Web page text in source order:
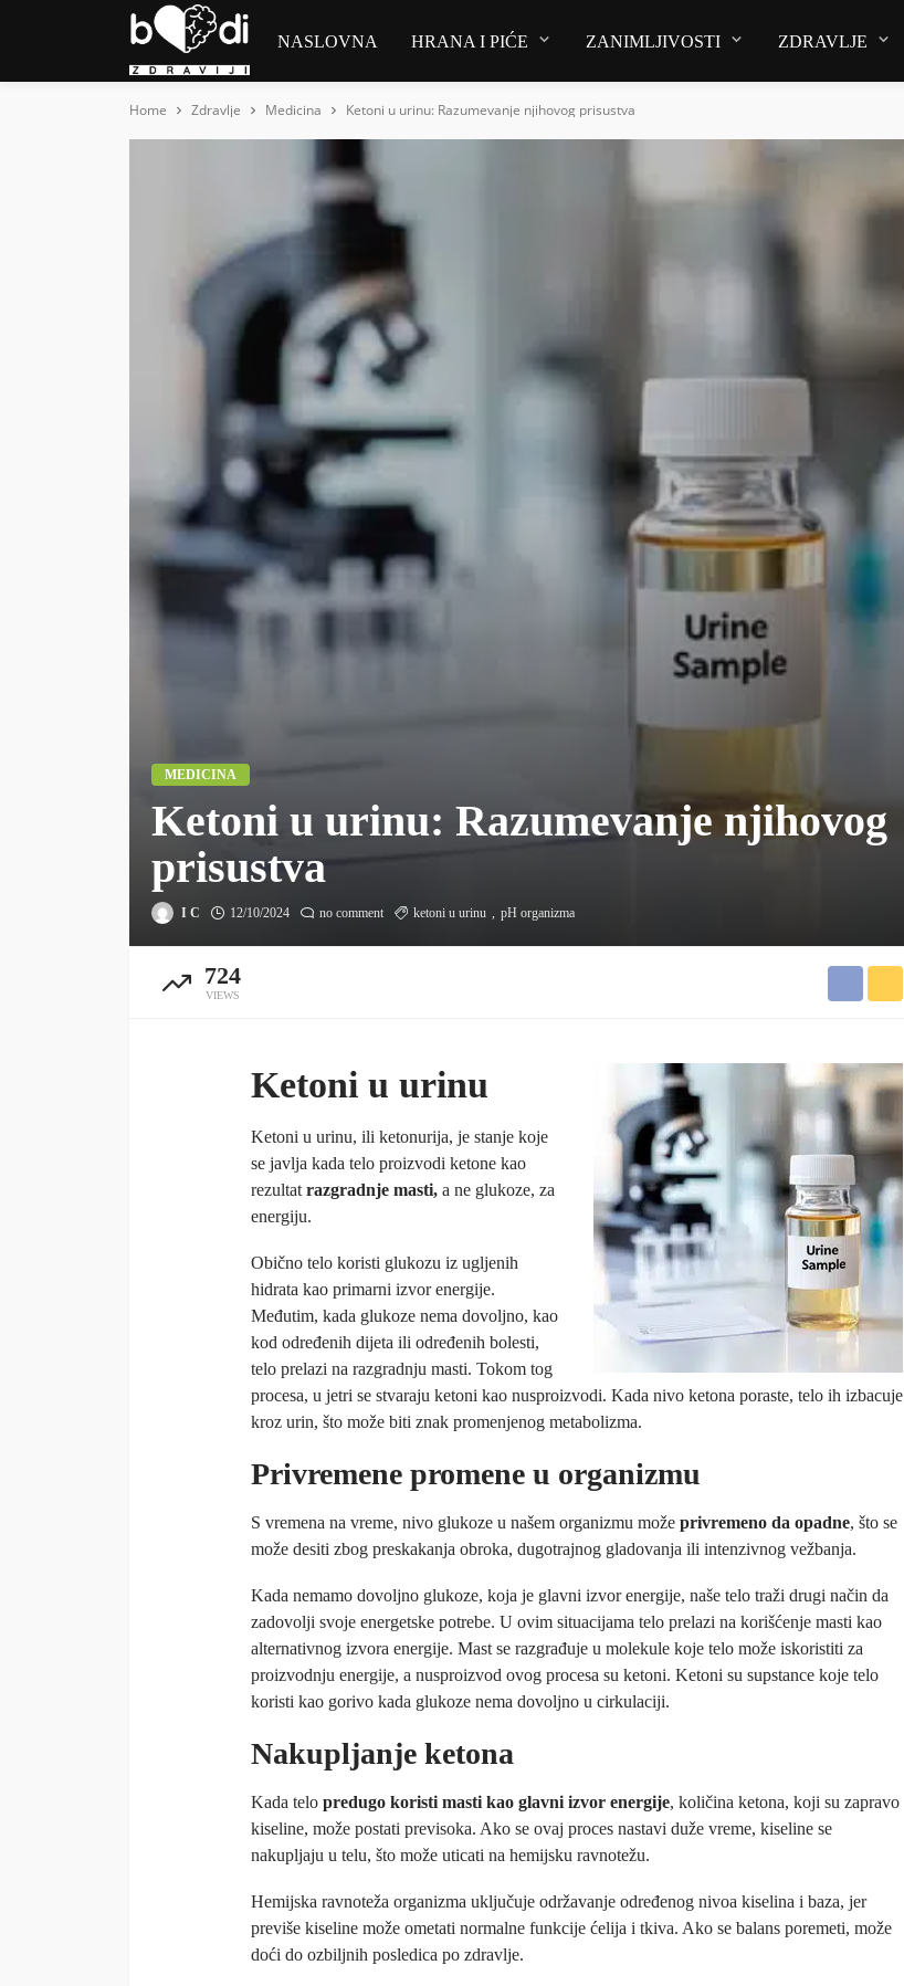
NASLOVNA HRANA I PIĆE ZANIMLJIVOSTI ZDRAVLJE
Home Zdravlje Medicina Ketoni u urinu: Razumevanje njihovog prisustva
MEDICINA
Ketoni u urinu: Razumevanje njihovog
prisustva
I C 12/10/2024 no comment ketoni u urinu pH organizma
724
VIEWS
Ketoni u urinu
Ketoni u urinu, ili ketonurija, je stanje koje
se javlja kada telo proizvodi ketone kao
rezultat razgradnje masti, a ne glukoze, za
energiju.
Obično telo koristi glukozu iz ugljenih
hidrata kao primarni izvor energije.
Međutim, kada glukoze nema dovoljno, kao
kod određenih dijeta ili određenih bolesti,
telo prelazi na razgradnju masti. Tokom tog
procesa, u jetri se stvaraju ketoni kao nusproizvodi. Kada nivo ketona poraste, telo ih izbacuje
kroz urin, što može biti znak promenjenog metabolizma.
Privremene promene u organizmu
S vremena na vreme, nivo glukoze u našem organizmu može privremeno da opadne, što se
može desiti zbog preskakanja obroka, dugotrajnog gladovanja ili intenzivnog vežbanja.
Kada nemamo dovoljno glukoze, koja je glavni izvor energije, naše telo traži drugi način da
zadovolji svoje energetske potrebe. U ovim situacijama telo prelazi na korišćenje masti kao
alternativnog izvora energije. Mast se razgrađuje u molekule koje telo može iskoristiti za
proizvodnju energije, a nusproizvod ovog procesa su ketoni. Ketoni su supstance koje telo
koristi kao gorivo kada glukoze nema dovoljno u cirkulaciji.
Nakupljanje ketona
Kada telo predugo koristi masti kao glavni izvor energije, količina ketona, koji su zapravo
kiseline, može postati previsoka. Ako se ovaj proces nastavi duže vreme, kiseline se
nakupljaju u telu, što može uticati na hemijsku ravnotežu.
Hemijska ravnoteža organizma uključuje održavanje određenog nivoa kiselina i baza, jer
previše kiseline može ometati normalne funkcije ćelija i tkiva. Ako se balans poremeti, može
doći do ozbiljnih posledica po zdravlje.